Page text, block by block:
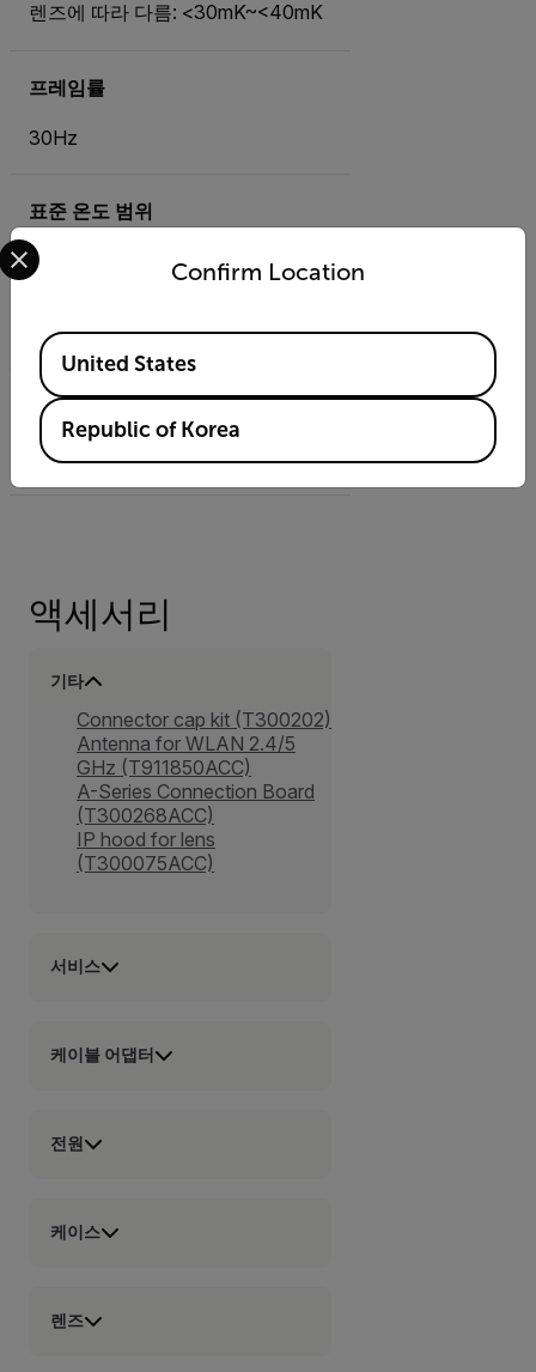
렌즈에 따라 다름: <30mK~<40mK
프레임률
30Hz
표준 온도 범위
A400, A500: -20°C~120°C,
0°C~650°C, 300°C~1,500°C
0°C~650°C°, °;300°C~2000°C
초점
원샷 콘트라스트, 전동식, 수동
액세서리
기타
Connector cap kit (T300202)
Antenna for WLAN 2.4/5
GHz (T911850ACC)
A-Series Connection Board
(T300268ACC)
IP hood for lens
(T300075ACC)
서비스
케이블 어댑터
전원
케이스
렌즈
Confirm Location
Select your preferred country and language from the
Available Locations
United States
Republic of Korea